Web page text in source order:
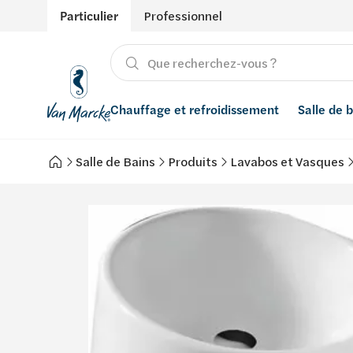
Particulier Professionnel
Chauffage et refroidissement
Chauffage
Refroidissement
Salle de
Produits
Salle de bain avec prix indicatif
Conseils
Inspiration
Énergies renouvelables
Récupération de l'eau de pluie
Smart Home
Adoucisseurs d’eau
Salle de Bains Produits Lavabos et Vasques